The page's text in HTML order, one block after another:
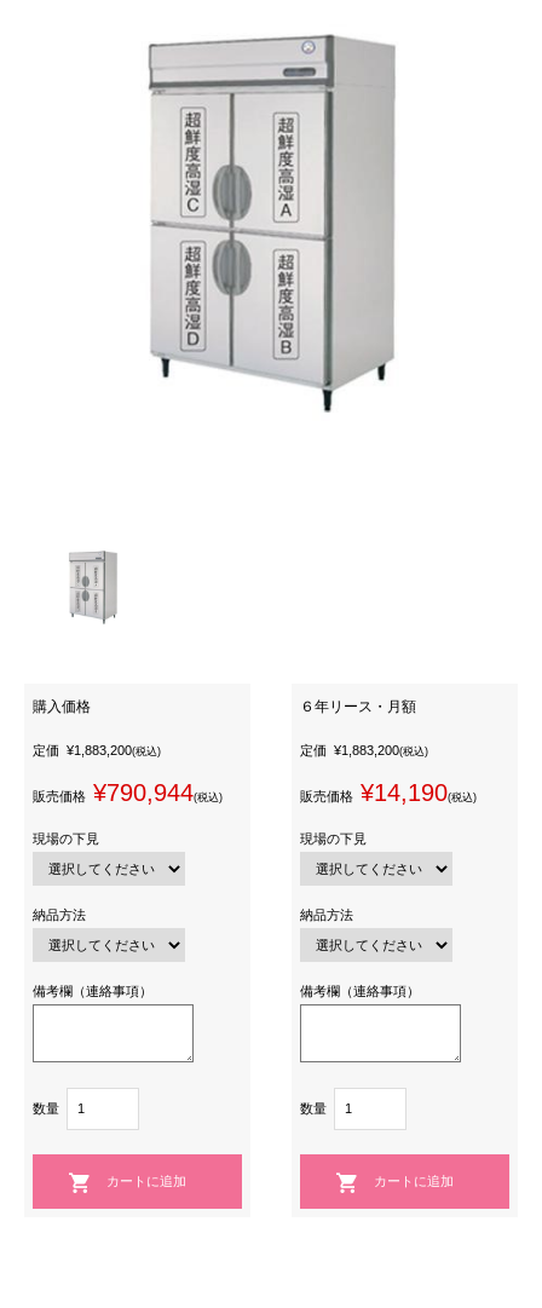
購入価格
定価 ¥1,883,200(税込)
販売価格 ¥790,944(税込)
現場の下見
納品方法
備考欄（連絡事項）
数量
６年リース・月額
定価 ¥1,883,200(税込)
販売価格 ¥14,190(税込)
現場の下見
納品方法
備考欄（連絡事項）
数量